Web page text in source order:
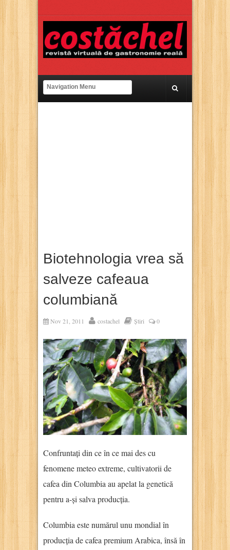
Biotehnologia vrea să
salveze cafeaua
columbiană
Nov 21, 2011 costachel Știri 0
Confruntați din ce în ce mai des cu
fenomene meteo extreme, cultivatorii de
cafea din Columbia au apelat la genetică
pentru a-și salva producția.
Columbia este numărul unu mondial în
producția de cafea premium Arabica, însă în